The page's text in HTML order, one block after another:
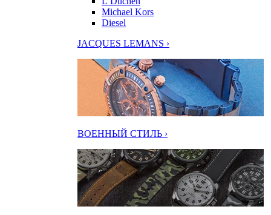
Michael Kors
Diesel
JACQUES LEMANS ›
ВОЕННЫЙ СТИЛЬ ›